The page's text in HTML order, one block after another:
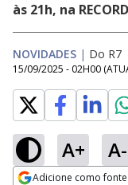
às 21h, na RECORD
NOVIDADES | Do R7
15/09/2025 - 02H00
A+ A-
Adicione como